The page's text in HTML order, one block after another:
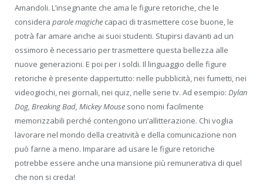
Amandoli. L’insegnante che ama le figure retoriche, che le
considera parole magiche capaci di trasmettere cose buone, le
potrà far amare anche ai suoi studenti. Stupirsi davanti ad un
ossimoro è necessario per trasmettere questa bellezza alle
nuove generazioni. E poi per i soldi. Il linguaggio delle figure
retoriche è presente dappertutto: nelle pubblicità, nei fumetti, nei
videogiochi, nei giornali, nei quiz, nelle serie tv. Ad esempio: Dylan
Dog, Breaking Bad, Mickey Mouse sono nomi facilmente
memorizzabili perché contengono un’allitterazione. Chi voglia
lavorare nel mondo della creatività e della comunicazione non
può farne a meno. Imparare ad usare le figure retoriche
potrebbe essere anche una mansione più remunerativa di quel
che non si creda!